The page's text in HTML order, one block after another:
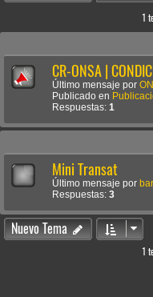
1
CR-ONSA |
Último mensaje por
Publicado en
Respuestas: 1
Mini Transat
Último mensaje por
Respuestas: 3
Nuevo Tema
1